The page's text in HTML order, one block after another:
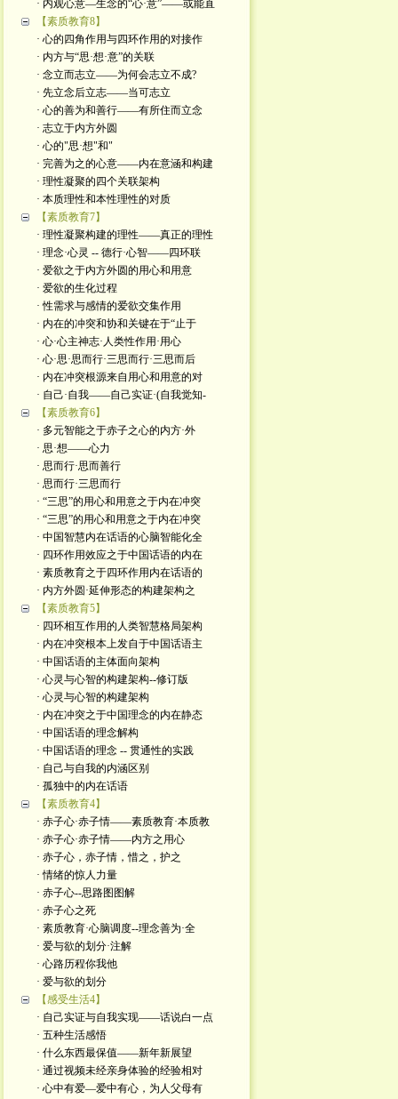
· 内观心意—生念的“心·意”——或能直
【素质教育8】
· 心的四角作用与四环作用的对接作
· 内方与“思·想·意”的关联
· 念立而志立——为何会志立不成?
· 先立念后立志——当可志立
· 心的善为和善行——有所住而立念
· 志立于内方外圆
· 心的"思·想"和"
· 完善为之的心意——内在意涵和构建
· 理性凝聚的四个关联架构
· 本质理性和本性理性的对质
【素质教育7】
· 理性凝聚构建的理性——真正的理性
· 理念·心灵 -- 德行·心智——四环联
· 爱欲之于内方外圆的用心和用意
· 爱欲的生化过程
· 性需求与感情的爱欲交集作用
· 内在的冲突和协和关键在于“止于
· 心·心主神志·人类性作用·用心
· 心·思·思而行·三思而行·三思而后
· 内在冲突根源来自用心和用意的对
· 自己·自我——自己实证·(自我觉知-
【素质教育6】
· 多元智能之于赤子之心的内方·外
· 思·想——心力
· 思而行·思而善行
· 思而行·三思而行
· “三思”的用心和用意之于内在冲突
· “三思”的用心和用意之于内在冲突
· 中国智慧内在话语的心脑智能化全
· 四环作用效应之于中国话语的内在
· 素质教育之于四环作用内在话语的
· 内方外圆·延伸形态的构建架构之
【素质教育5】
· 四环相互作用的人类智慧格局架构
· 内在冲突根本上发自于中国话语主
· 中国话语的主体面向架构
· 心灵与心智的构建架构--修订版
· 心灵与心智的构建架构
· 内在冲突之于中国理念的内在静态
· 中国话语的理念解构
· 中国话语的理念 -- 贯通性的实践
· 自己与自我的内涵区别
· 孤独中的内在话语
【素质教育4】
· 赤子心·赤子情——素质教育·本质教
· 赤子心·赤子情——内方之用心
· 赤子心，赤子情，惜之，护之
· 情绪的惊人力量
· 赤子心--思路图图解
· 赤子心之死
· 素质教育·心脑调度--理念善为·全
· 爱与欲的划分·注解
· 心路历程你我他
· 爱与欲的划分
【感受生活4】
· 自己实证与自我实现——话说白一点
· 五种生活感悟
· 什么东西最保值——新年新展望
· 通过视频未经亲身体验的经验相对
· 心中有爱—爱中有心，为人父母有